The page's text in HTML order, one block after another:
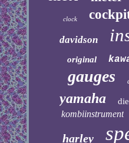
clock
davidson
original
gauges
yamaha
kombiinstrument
harley